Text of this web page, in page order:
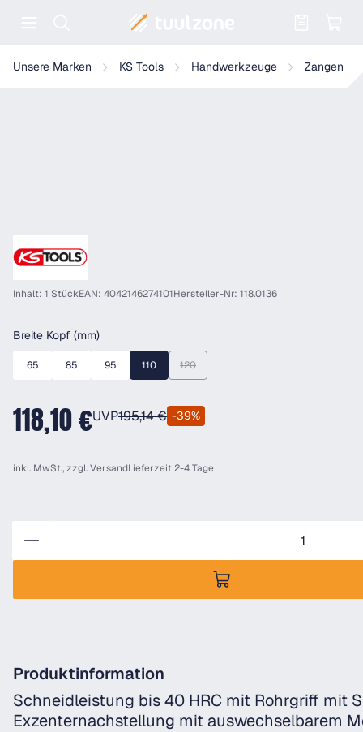
Unsere Marken KS Tools Handwerkzeuge Zangen
KS Tools Bolzenschneider mit Rohrgriff
Inhalt: 1 StückEAN: 4042146274101Hersteller-Nr: 118.0136
Breite Kopf (mm)auswählen
65 85 95 110 120(Diese Option ist zurzeit nicht verfügbar.)
118,10 €UVP195,14 € -39%
inkl. MwSt., zzgl.VersandLieferzeit 2-4 Tage
Produktinformation
Schneidleistung bis 40 HRC mit Rohrgriff mit
Exzenternachstellung mit auswechselbarem